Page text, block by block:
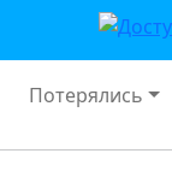
Потерялись